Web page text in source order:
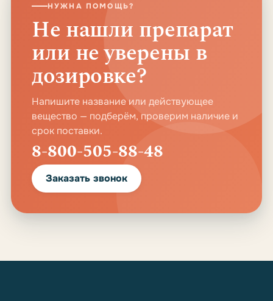
НУЖНА ПОМОЩЬ?
Не нашли препарат
или не уверены в
дозировке?
Напишите название или действующее
вещество — подберём, проверим наличие и
срок поставки.
8-800-505-88-48
Заказать звонок